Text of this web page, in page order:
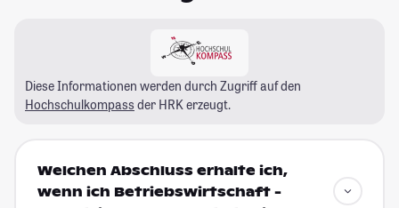
Diese Informationen werden durch Zugriff auf den
Hochschulkompass der HRK erzeugt.
Welchen Abschluss erhalte ich,
wenn ich Betriebswirtschaft -